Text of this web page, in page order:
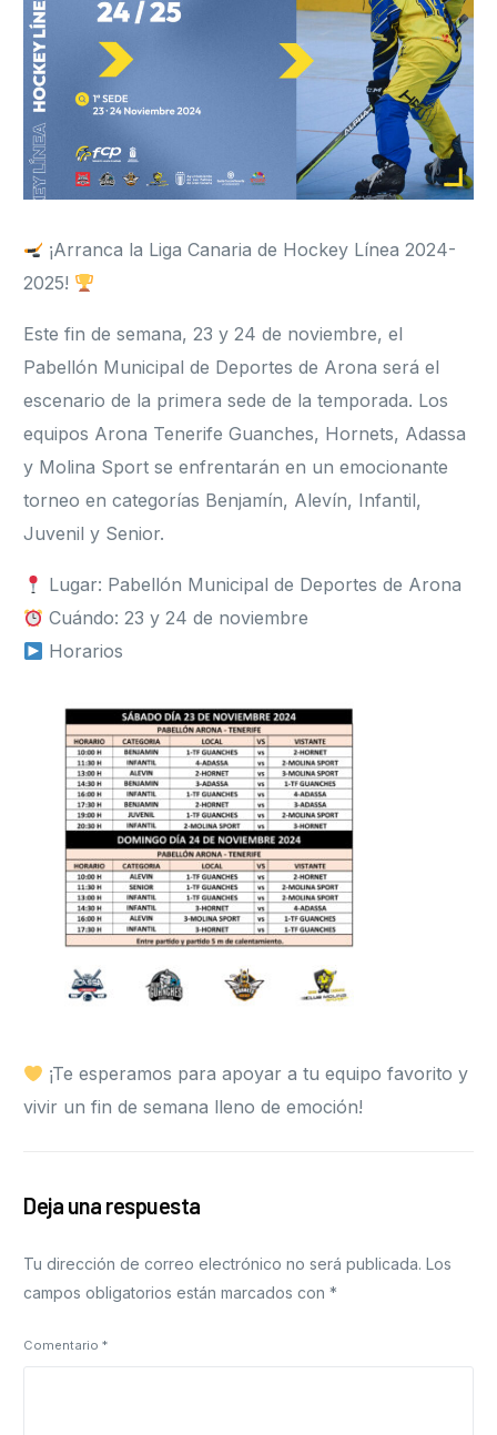
¡Arranca la Liga Canaria de Hockey Línea 2024-
2025!
Este fin de semana, 23 y 24 de noviembre, el
Pabellón Municipal de Deportes de Arona será el
escenario de la primera sede de la temporada. Los
equipos Arona Tenerife Guanches, Hornets, Adassa
y Molina Sport se enfrentarán en un emocionante
torneo en categorías Benjamín, Alevín, Infantil,
Juvenil y Senior.
Lugar: Pabellón Municipal de Deportes de Arona
Cuándo: 23 y 24 de noviembre
Horarios
¡Te esperamos para apoyar a tu equipo favorito y
vivir un fin de semana lleno de emoción!
Deja una respuesta
Tu dirección de correo electrónico no será publicada. Los
campos obligatorios están marcados con*
Comentario*
Formación